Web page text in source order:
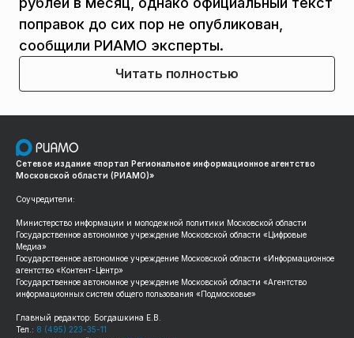
поправок до сих пор не опубликован,
сообщили РИАМО эксперты.
Читать полностью
Сетевое издание «портал Региональное информационное агентство
Московской области (РИАМО)»
Соучредители:
Министерство информации и молодежной политики Московской области
Государственное автономное учреждение Московской области «Цифровые
Медиа»
Государственное автономное учреждение Московской области «Информационное
агентство «Контент-Центр»
Государственное автономное учреждение Московской области «Агентство
информационных систем общего пользования «Подмосковье»
Главный редактор: Богдашкина Е.В.
Тел.: 8 (495) 223-35-11